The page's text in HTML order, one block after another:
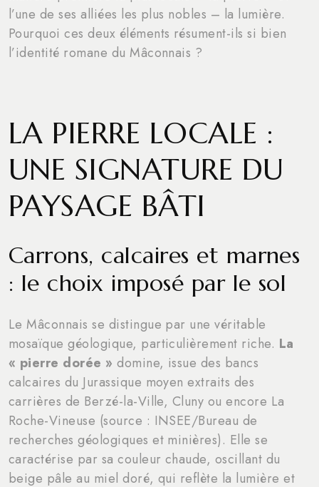
l’une de ses alliées les plus nobles – la lumière.
Pourquoi ces deux éléments résument-ils si bien
l’identité romane du Mâconnais ?
LA PIERRE LOCALE :
UNE SIGNATURE DU
PAYSAGE BÂTI
Carrons, calcaires et marnes
: le choix imposé par le sol
Le Mâconnais se distingue par une véritable
mosaïque géologique, particulièrement riche. La
« pierre dorée » domine, issue des bancs
calcaires du Jurassique moyen extraits des
carrières de Berzé-la-Ville, Cluny ou encore La
Roche-Vineuse (source : INSEE/Bureau de
recherches géologiques et minières). Elle se
caractérise par sa couleur chaude, oscillant du
beige pâle au miel doré, qui reflète la lumière et